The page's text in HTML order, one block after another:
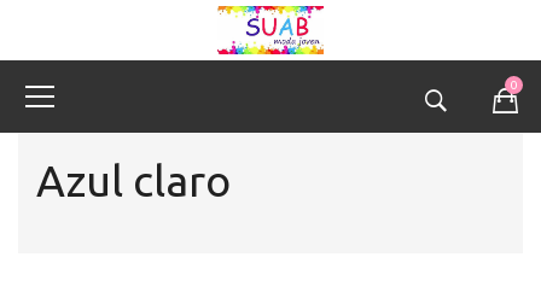
0
Azul claro